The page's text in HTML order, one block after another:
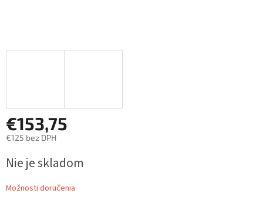
€153,75
€125 bez DPH
cena:
Nie je skladom
Možnosti doručenia